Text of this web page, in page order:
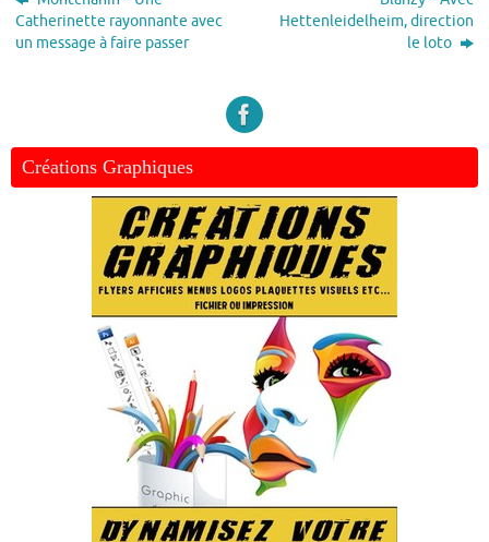
Catherinette rayonnante avec
un message à faire passer
Hettenleidelheim, direction
le loto
Créations Graphiques